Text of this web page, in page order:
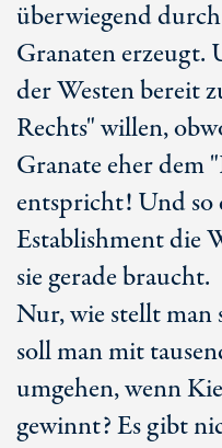
überwiegend
Granaten erzeugt.
der Westen bereit
Rechts" willen,
Granate eher dem
entspricht! Und so
Establishment die
sie gerade braucht.
Nur, wie stellt man
soll man mit
umgehen, wenn
gewinnt? Es gibt